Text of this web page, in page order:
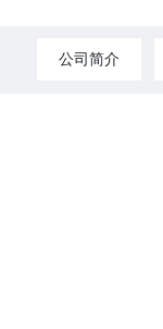
公司简介